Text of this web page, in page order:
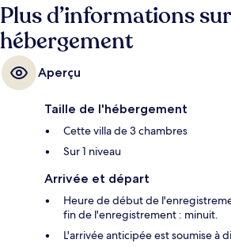
Plus d’informations
hébergement
Aperçu
Taille de l'hébergement
Cette villa de 3 chambres
Sur 1 niveau
Arrivée et départ
Heure de début de
fin de l'enregistrement : minuit.
L'arrivée anticipée est soumise à